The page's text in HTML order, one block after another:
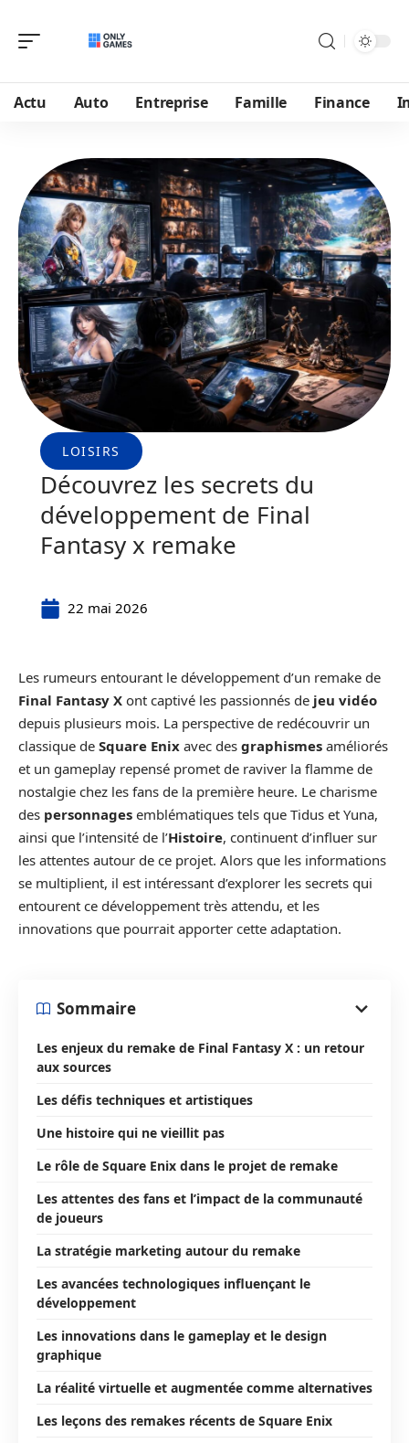
Actu Auto Entreprise Famille Finance
LOISIRS
Découvrez les secrets du
développement de Final
Fantasy x remake
22 mai 2026
Les rumeurs entourant le développement d’un remake de
Final Fantasy X ont captivé les passionnés de jeu vidéo
depuis plusieurs mois. La perspective de redécouvrir un
classique de Square Enix avec des graphismes améliorés
et un gameplay repensé promet de raviver la flamme de
nostalgie chez les fans de la première heure. Le charisme
des personnages emblématiques tels que Tidus et Yuna,
ainsi que l’intensité de l’Histoire, continuent d’influer sur
les attentes autour de ce projet. Alors que les informations
se multiplient, il est intéressant d’explorer les secrets qui
entourent ce développement très attendu, et les
innovations que pourrait apporter cette adaptation.
Sommaire
Les enjeux du remake de Final Fantasy X : un retour
aux sources
Les défis techniques et artistiques
Une histoire qui ne vieillit pas
Le rôle de Square Enix dans le projet de remake
Les attentes des fans et l’impact de la communauté
de joueurs
La stratégie marketing autour du remake
Les avancées technologiques influençant le
développement
Les innovations dans le gameplay et le design
graphique
La réalité virtuelle et augmentée comme alternatives
Les leçons des remakes récents de Square Enix